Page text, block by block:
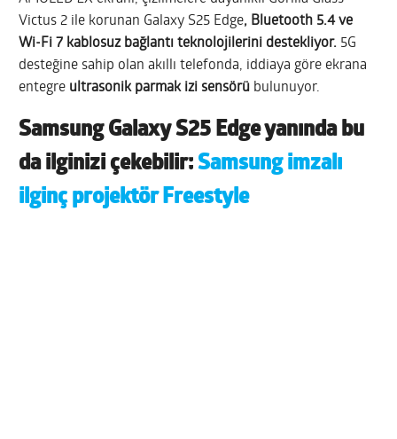
Victus 2 ile korunan Galaxy S25 Edge, Bluetooth 5.4 ve
Wi-Fi 7 kablosuz bağlantı teknolojilerini destekliyor. 5G
desteğine sahip olan akıllı telefonda, iddiaya göre ekrana
entegre ultrasonik parmak izi sensörü bulunuyor.
Samsung Galaxy S25 Edge yanında bu
da ilginizi çekebilir: Samsung imzalı
ilginç projektör Freestyle